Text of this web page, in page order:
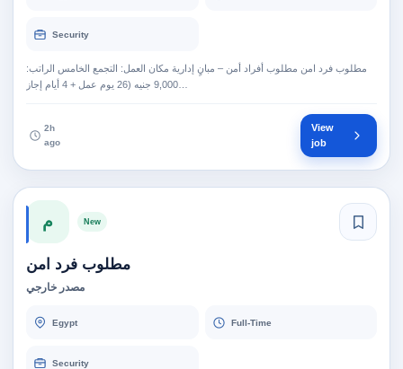
Security
مطلوب فرد امن مطلوب أفراد أمن – مبانٍ إدارية مكان العمل: التجمع الخامس الراتب:
2h
ago
View
job
م New
مطلوب فرد امن
مصدر خارجي
Egypt Full-Time
Security